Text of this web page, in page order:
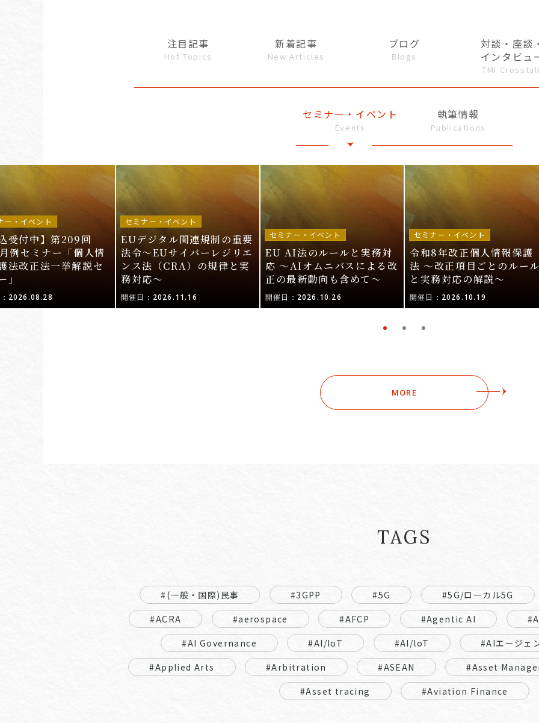
注目記事
Hot Topics
新着記事
New Articles
ブログ
Blogs
対談・座談
インタビュ
TMI
セミナー・イベント
Events
執筆情報
Publications
ー・イベント
受付中】第209回
例セミナー「個人情
法改正法一挙解説セ
」
2026.08.28
セミナー・イベント
EUデジタル関連規制の重要
法令〜EUサイバーレジリエ
ンス法（CRA）の規律と実
務対応〜
開催日：2026.11.16
セミナー・イベント
EU AI法のルールと実務対
応 〜AIオムニバスによる改
正の最新動向も含めて〜
開催日：2026.10.26
セミナー・イベント
令和8年改正個人情報保護
法 〜改正項目ごとのルー
と実務対応の解説〜
開催日：2026.10.19
MORE
TAGS
#(一般・国際)民事 #3GPP #5G
#5G/ローカル5G
#ACRA
#aerospace #AFCP #Agentic AI
#AI Governance
#AI/IoT #AI/loT
#AIエージェ
#Applied Arts
#Arbitration #ASEAN
#Asset
#Asset tracing
#Aviation Finance